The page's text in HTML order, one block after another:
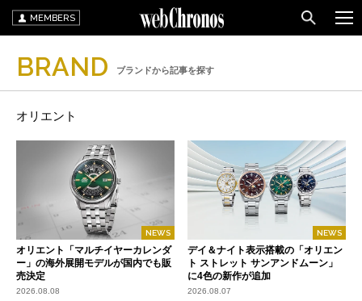
MEMBERS
BRAND ブランドから記事を探す
オリエント
NEWS
オリエント「マルチイヤーカレンダ
ー」の海外展開モデルが国内でも販
売決定
2026.08.08
NEWS
デイ＆ナイト表示搭載の「オリエン
ト ストレット サンアンドムーン」
に4色の新作が追加
2026.08.07